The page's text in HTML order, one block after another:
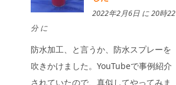
2022年2月6日 に 20時22
分 に
防水加工、と言うか、防水スプレーを
吹きかけました。YouTubeで事例紹介
されていたので、真似してやってみま